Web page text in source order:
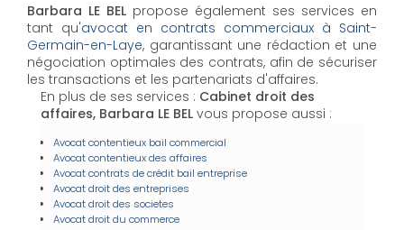
Barbara LE BEL propose également ses services en
tant qu'avocat en contrats commerciaux à Saint-
Germain-en-Laye, garantissant une rédaction et une
négociation optimales des contrats, afin de sécuriser
les transactions et les partenariats d'affaires.
En plus de ses services : Cabinet droit des
affaires, Barbara LE BEL vous propose aussi :
Avocat contentieux bail commercial
Avocat contentieux des affaires
Avocat contrats de crédit bail entreprise
Avocat droit des entreprises
Avocat droit des societes
Avocat droit du commerce